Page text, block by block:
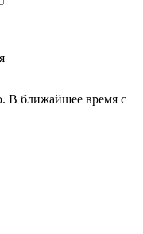
В ближайшее время с